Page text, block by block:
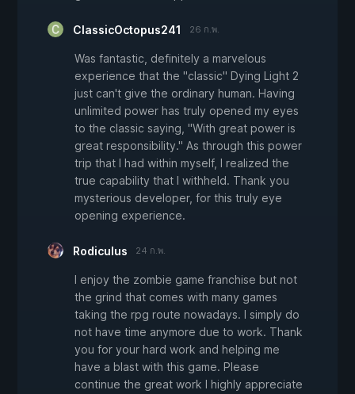
ClassicOctopus241 26 ก.พ.
Was fantastic, definitely a marvelous
experience that the "classic" Dying Light 2
just can't give the ordinary human. Having
unlimited power has truly opened my eyes
to the classic saying, "With great power is
great responsibility." As through this power
trip that I had within myself, I realized the
true capability that I withheld. Thank you
mysterious developer, for this truly eye
opening experience.
Rodiculus 24 ก.พ.
I enjoy the zombie game franchise but not
the grind that comes with many games
taking the rpg route nowadays. I simply do
not have time anymore due to work. Thank
you for your hard work and helping me
have a blast with this game. Please
continue the great work I highly appreciate